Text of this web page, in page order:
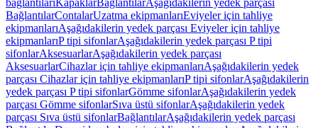
bağlantılarıKapaklarBağlantılarAşağıdakilerin yedek parçası
BağlantılarContalarUzatma ekipmanlarıEviyeler için tahliye
ekipmanlarıAşağıdakilerin yedek parçası Eviyeler için tahliye
ekipmanlarıP tipi sifonlarAşağıdakilerin yedek parçası P tipi
sifonlarAksesuarlarAşağıdakilerin yedek parçası
AksesuarlarCihazlar için tahliye ekipmanlarıAşağıdakilerin yedek
parçası Cihazlar için tahliye ekipmanlarıP tipi sifonlarAşağıdakilerin
yedek parçası P tipi sifonlarGömme sifonlarAşağıdakilerin yedek
parçası Gömme sifonlarSıva üstü sifonlarAşağıdakilerin yedek
parçası Sıva üstü sifonlarBağlantılarAşağıdakilerin yedek parçası